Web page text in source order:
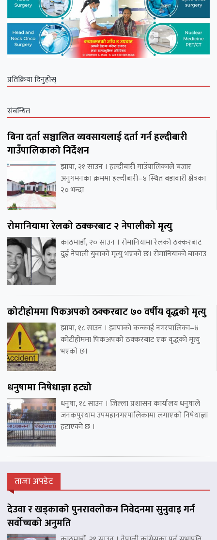
प्रतिक्रिया दिनुहोस्
संबन्धित
बिना दर्ता सञ्चालित व्यवसायलाई दर्ता गर्न हल्दीबारी
गाउँपालिकाको निर्देशन
झापा, २१ साउन । हल्दीबारी गाउँपालिकाले बजार
अनुगमनका क्रममा हल्दीबारी–४ स्थित बडावारी क्षेत्रका
२० भन्दा
रोमानियामा रेलको ठक्करबाट २ नेपालीको मृत्यु
काठमाडौं, २० साउन । रोमानियामा रेलको ठक्करबाट
दुई नेपाली युवाको मृत्यु भएको छ। रोमानियाको बाकाउ
कोटीहोममा पिकअपको ठक्करबाट ७० वर्षीय वृद्धको मृत्यु
झापा, १८ साउन । झापाको कन्काई नगरपालिका–४
कोटीहोममा पिकअपको ठक्करबाट एक वृद्धको मृत्यु
भएको छ।
धनुषामा निषेधाज्ञा हट्यो
धनुषा, १८ साउन । जिल्ला प्रशासन कार्यालय धनुषाले
जनकपुरधाम उपमहानगरपालिकामा लगाएको निषेधाज्ञा
हटाएको छ ।
ताजा अपडेट
देउवा र खड्काको पुनरावलोकन निवेदनमा सुनुवाइ गर्न
सर्वोच्चको अनुमति